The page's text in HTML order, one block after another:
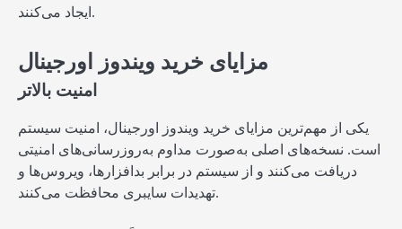
ایجاد می‌کنند.
مزایای خرید ویندوز اورجینال
امنیت بالاتر
یکی از مهم‌ترین مزایای خرید ویندوز اورجینال، امنیت سیستم
است. نسخه‌های اصلی به‌صورت مداوم به‌روزرسانی‌های امنیتی
دریافت می‌کنند و از سیستم در برابر بدافزارها، ویروس‌ها و
تهدیدات سایبری محافظت می‌کنند.